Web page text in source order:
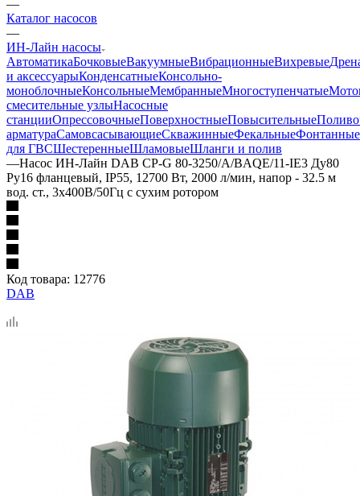
—
Каталог насосов
—
ИН-Лайн насосы
АвтоматикаБочковыеВакуумныеВибрационныеВихревые
и аксессуарыКонденсатныеКонсольно-
моноблочныеКонсольныеМембранныеМногоступенчатые
смесительные узлыНасосные
станцииОпрессовочныеПоверхностныеПовысительные
арматураСамовсасывающиеСкважинныеФекальныеФонтанные
для ГВСШестеренныеШламовыеШланги и полив
—Насос ИН-Лайн DAB CP-G 80-3250/A/BAQE/11-IE3 Ду80
Ру16 фланцевый, IP55, 12700 Вт, 2000 л/мин, напор - 32.5 м
вод. ст., 3x400В/50Гц с сухим ротором
Код товара: 12776
DAB